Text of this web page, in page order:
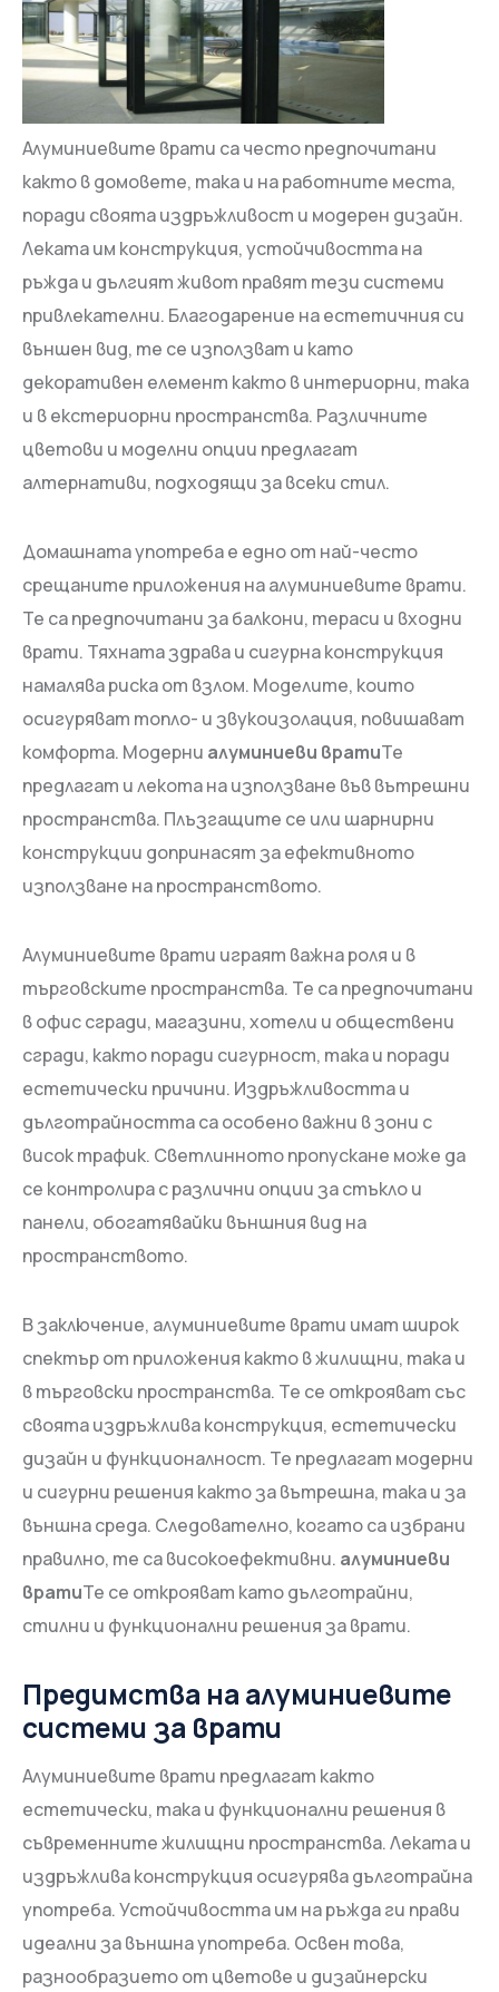
Алуминиевите врати са често предпочитани
както в домовете, така и на работните места,
поради своята издръжливост и модерен дизайн.
Леката им конструкция, устойчивостта на
ръжда и дългият живот правят тези системи
привлекателни. Благодарение на естетичния си
външен вид, те се използват и като
декоративен елемент както в интериорни, така
и в екстериорни пространства. Различните
цветови и моделни опции предлагат
алтернативи, подходящи за всеки стил.
Домашната употреба е едно от най-често
срещаните приложения на алуминиевите врати.
Те са предпочитани за балкони, тераси и входни
врати. Тяхната здрава и сигурна конструкция
намалява риска от взлом. Моделите, които
осигуряват топло- и звукоизолация, повишават
комфорта. Модерни алуминиеви вратиТе
предлагат и лекота на използване във вътрешни
пространства. Плъзгащите се или шарнирни
конструкции допринасят за ефективното
използване на пространството.
Алуминиевите врати играят важна роля и в
търговските пространства. Те са предпочитани
в офис сгради, магазини, хотели и обществени
сгради, както поради сигурност, така и поради
естетически причини. Издръжливостта и
дълготрайността са особено важни в зони с
висок трафик. Светлинното пропускане може да
се контролира с различни опции за стъкло и
панели, обогатявайки външния вид на
пространството.
В заключение, алуминиевите врати имат широк
спектър от приложения както в жилищни, така и
в търговски пространства. Те се открояват със
своята издръжлива конструкция, естетически
дизайн и функционалност. Те предлагат модерни
и сигурни решения както за вътрешна, така и за
външна среда. Следователно, когато са избрани
правилно, те са високоефективни. алуминиеви
вратиТе се открояват като дълготрайни,
стилни и функционални решения за врати.
Предимства на алуминиевите
системи за врати
Алуминиевите врати предлагат както
естетически, така и функционални решения в
съвременните жилищни пространства. Леката и
издръжлива конструкция осигурява дълготрайна
употреба. Устойчивостта им на ръжда ги прави
идеални за външна употреба. Освен това,
разнообразието от цветове и дизайнерски